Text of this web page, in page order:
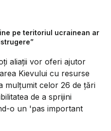
pe teritoriul ucrainean ar
aliații vor oferi ajutor
Kievului cu resurse
mulțumit celor 26 de țări
de a sprijini
o un 'pas important